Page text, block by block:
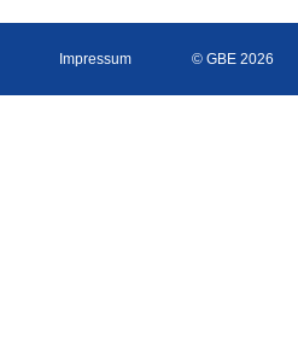
Impressum © GBE 2026